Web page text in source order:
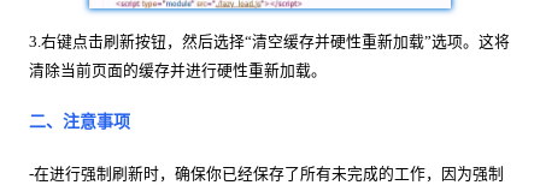
3.右键点击刷新按钮，然后选择“清空缓存并硬性重新加载”选项。这将
清除当前页面的缓存并进行硬性重新加载。
二、注意事项
-在进行强制刷新时，确保你已经保存了所有未完成的工作，因为强制